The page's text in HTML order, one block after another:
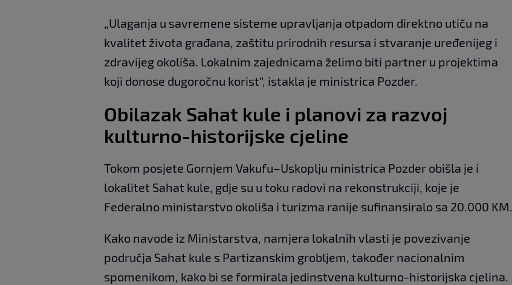
„Ulaganja u savremene sisteme upravljanja otpadom direktno utiču na
kvalitet života građana, zaštitu prirodnih resursa i stvaranje uređenijeg i
zdravijeg okoliša. Lokalnim zajednicama želimo biti partner u projektima
koji donose dugoročnu korist“, istakla je ministrica Pozder.
Obilazak Sahat kule i planovi za razvoj
kulturno-historijske cjeline
Tokom posjete Gornjem Vakufu–Uskoplju ministrica Pozder obišla je i
lokalitet Sahat kule, gdje su u toku radovi na rekonstrukciji, koje je
Federalno ministarstvo okoliša i turizma ranije sufinansiralo sa 20.000 KM.
Kako navode iz Ministarstva, namjera lokalnih vlasti je povezivanje
područja Sahat kule s Partizanskim grobljem, također nacionalnim
spomenikom, kako bi se formirala jedinstvena kulturno-historijska cjelina.